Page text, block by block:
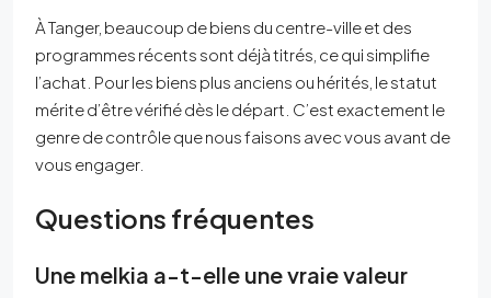
À Tanger, beaucoup de biens du centre-ville et des
programmes récents sont déjà titrés, ce qui simplifie
l’achat. Pour les biens plus anciens ou hérités, le statut
mérite d’être vérifié dès le départ. C’est exactement le
genre de contrôle que nous faisons avec vous avant de
vous engager.
Questions fréquentes
Une melkia a-t-elle une vraie valeur